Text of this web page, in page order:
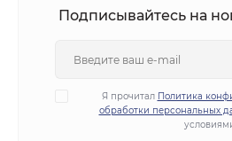
Подписывайтесь на
Я прочитал Политика
обработки персональных